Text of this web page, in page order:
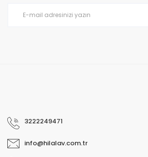
3222249471
info@hilalav.com.tr